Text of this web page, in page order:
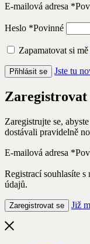
E-mailová adresa *
Heslo *Povinné
Zapamatovat si mě
Přihlásit se Jste tu
Zaregistrovat
Zaregistrujte se,
dostávali pravidelně
E-mailová adresa *
Registrací souhlasíte
údajů.
Zaregistrovat se Již